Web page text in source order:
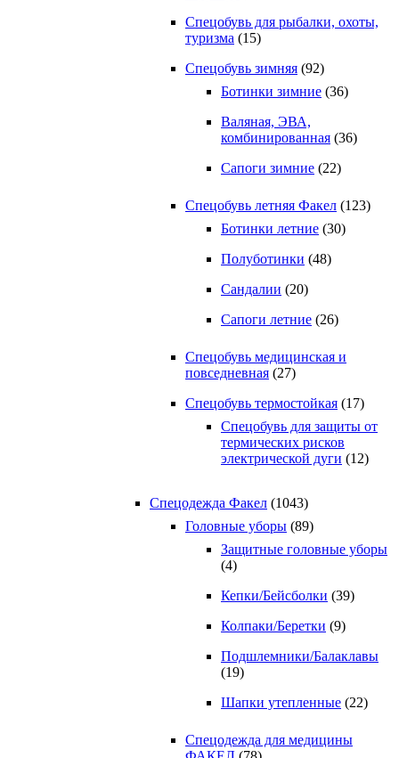
Спецобувь для рыбалки, охоты,
туризма (15)
Спецобувь зимняя (92)
Ботинки зимние (36)
Валяная, ЭВА,
комбинированная (36)
Сапоги зимние (22)
Спецобувь летняя Факел (123)
Ботинки летние (30)
Полуботинки (48)
Сандалии (20)
Сапоги летние (26)
Спецобувь медицинская и
повседневная (27)
Спецобувь термостойкая (17)
Спецобувь для защиты от
термических рисков
электрической дуги (12)
Спецодежда Факел (1043)
Головные уборы (89)
Защитные головные уборы
(4)
Кепки/Бейсболки (39)
Колпаки/Беретки (9)
Подшлемники/Балаклавы
(19)
Шапки утепленные (22)
Спецодежда для медицины